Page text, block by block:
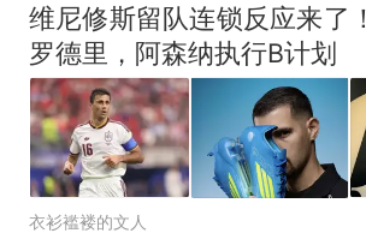
维尼修斯留队连锁反应来了
罗德里，阿森纳执行B计划
衣衫褴褛的文人